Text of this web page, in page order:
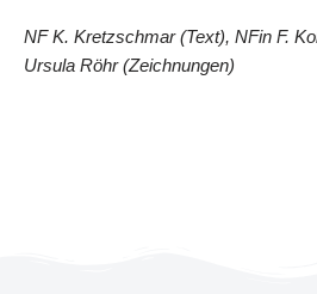
NF K. Kretzschmar (Text), NFin F.
Ursula Röhr (Zeichnungen)